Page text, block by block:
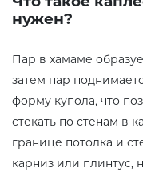
нужен?
Пар в хамаме
затем пар
форму купола, что
стекать по стенам в
границе потолка и
карниз или плинтус,